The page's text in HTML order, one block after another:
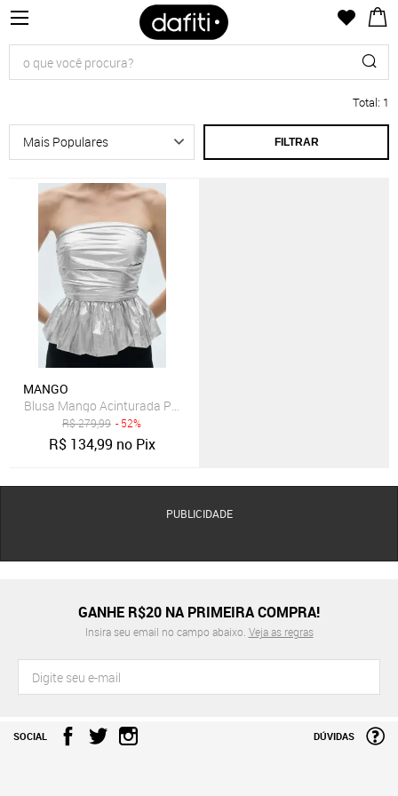
Total: 1
FILTRAR
MANGO
Blusa Mango Acinturada Peplum Prata
R$279,99 - 52%
R$ 134,99 no Pix
PUBLICIDADE
GANHE R$20 NA PRIMEIRA COMPRA!
Insira seu email no campo abaixo. Veja as regras
SOCIAL DÚVIDAS